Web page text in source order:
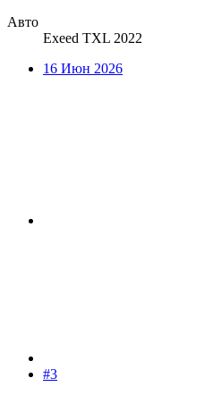
Авто
Exeed TXL 2022
16 Июн 2026
#3